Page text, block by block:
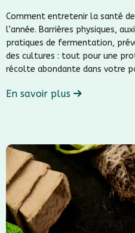
Comment entretenir la santé
l’année. Barrières physiques,
pratiques de fermentation,
des cultures : tout pour une
récolte abondante dans votre
En savoir plus